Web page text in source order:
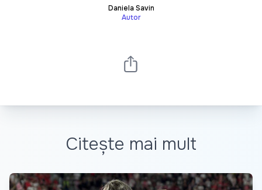
Daniela Savin
Autor
Citește mai mult